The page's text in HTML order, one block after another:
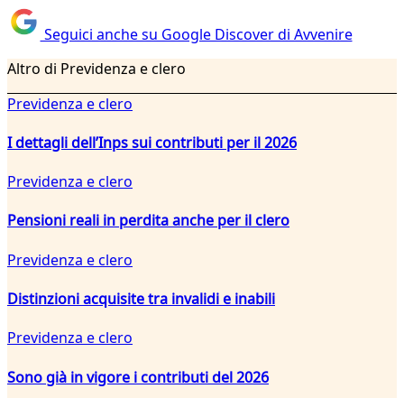
Seguici anche su Google Discover di Avvenire
Altro di Previdenza e clero
Previdenza e clero
I dettagli dell’Inps sui contributi per il 2026
Previdenza e clero
Pensioni reali in perdita anche per il clero
Previdenza e clero
Distinzioni acquisite tra invalidi e inabili
Previdenza e clero
Sono già in vigore i contributi del 2026